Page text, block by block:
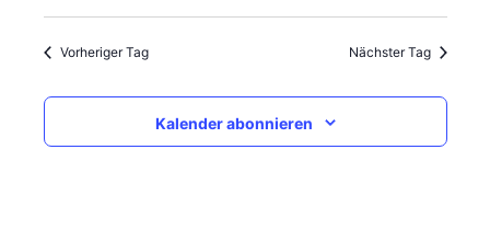
2024
und
wählen.
Vorheriger Tag Nächster Tag
Kalender abonnieren